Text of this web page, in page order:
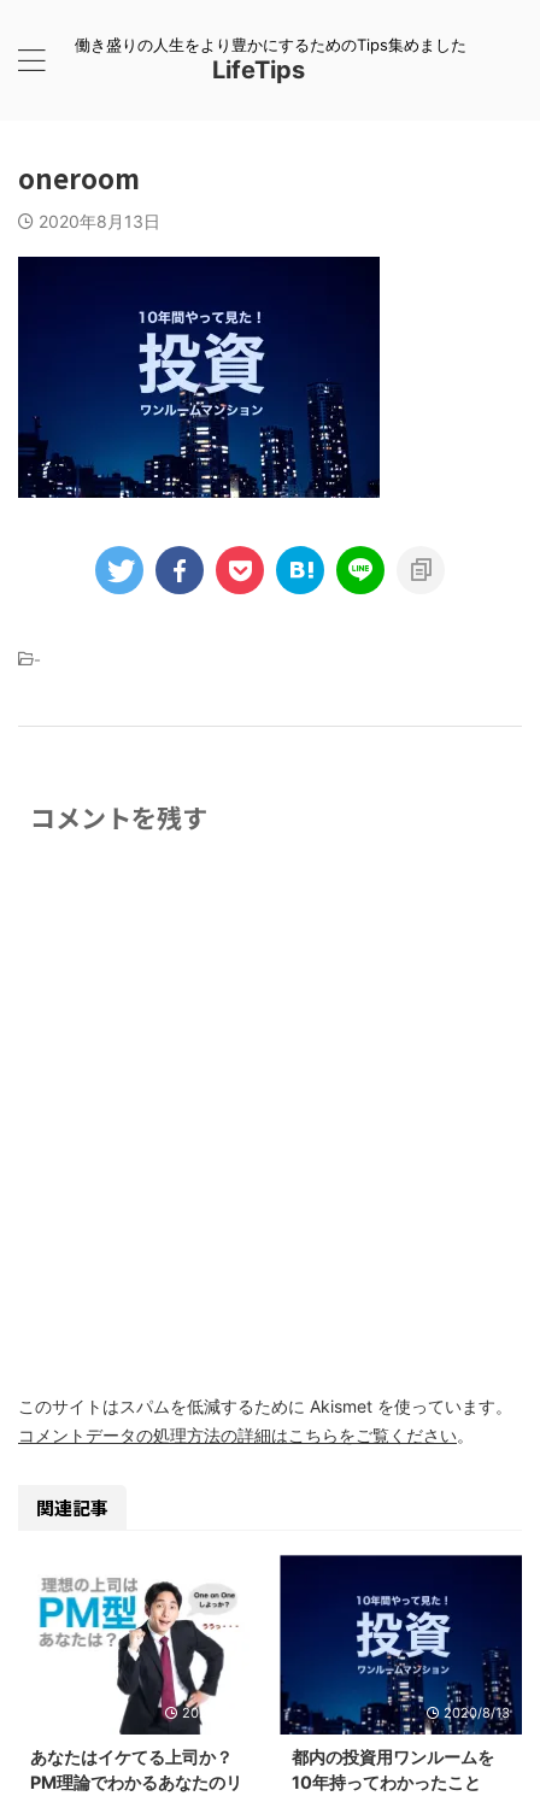
働き盛りの人生をより豊かにするためのTips集めました
LifeTips
oneroom
2020年8月13日
-
コメントを残す
このサイトはスパムを低減するために Akismet を使っています。
コメントデータの処理方法の詳細はこちらをご覧ください。
関連記事
2020/9/10
あなたはイケてる上司か？
PM理論でわかるあなたのリ
2020/8/13
都内の投資用ワンルームを
10年持ってわかったこと